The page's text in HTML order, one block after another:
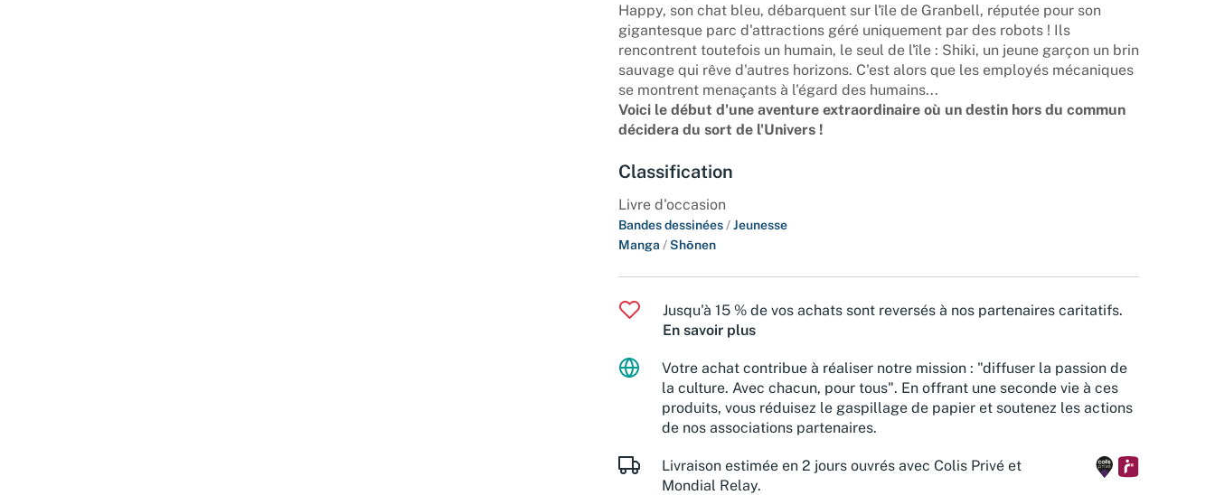
Happy, son chat bleu, débarquent sur l'île de Granbell, réputée pour son
gigantesque parc d'attractions géré uniquement par des robots ! Ils
rencontrent toutefois un humain, le seul de l'île : Shiki, un jeune garçon un brin
sauvage qui rêve d'autres horizons. C'est alors que les employés mécaniques
se montrent menaçants à l'égard des humains...
Voici le début d'une aventure extraordinaire où un destin hors du commun
décidera du sort de l'Univers !
Classification
Livre d'occasion
Bandes dessinées /Jeunesse
Manga /Shōnen
Jusqu'à 15 % de vos achats sont reversés à nos partenaires caritatifs.
En savoir plus
Votre achat contribue à réaliser notre mission : "diffuser la passion de
la culture. Avec chacun, pour tous". En offrant une seconde vie à ces
produits, vous réduisez le gaspillage de papier et soutenez les actions
de nos associations partenaires.
Livraison estimée en 2 jours ouvrés avec Colis Privé et
Mondial Relay.